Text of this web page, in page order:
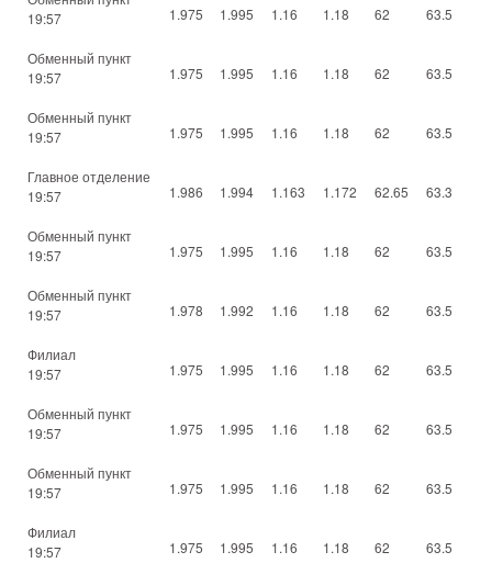
19:57
1.975 1.995 1.16 1.18 62 63.5
Обменный пункт
19:57
1.975 1.995 1.16 1.18 62 63.5
Обменный пункт
19:57
1.975 1.995 1.16 1.18 62 63.5
Главное отделение
19:57
1.986 1.994 1.163 1.172 62.65 63.3
Обменный пункт
19:57
1.975 1.995 1.16 1.18 62 63.5
Обменный пункт
19:57
1.978 1.992 1.16 1.18 62 63.5
Филиал
19:57
1.975 1.995 1.16 1.18 62 63.5
Обменный пункт
19:57
1.975 1.995 1.16 1.18 62 63.5
Обменный пункт
19:57
1.975 1.995 1.16 1.18 62 63.5
Филиал
19:57
1.975 1.995 1.16 1.18 62 63.5